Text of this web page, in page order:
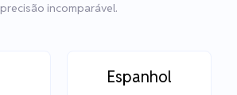
precisão incomparável.
Espanhol